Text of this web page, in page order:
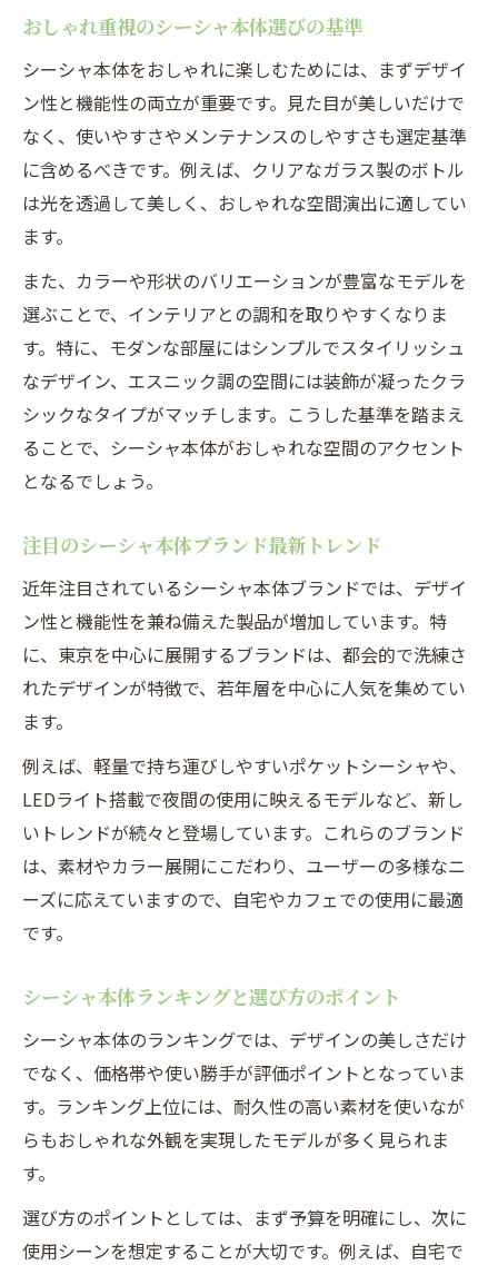
おしゃれ重視のシーシャ本体選びの基準
シーシャ本体をおしゃれに楽しむためには、まずデザイ
ン性と機能性の両立が重要です。見た目が美しいだけで
なく、使いやすさやメンテナンスのしやすさも選定基準
に含めるべきです。例えば、クリアなガラス製のボトル
は光を透過して美しく、おしゃれな空間演出に適してい
ます。
また、カラーや形状のバリエーションが豊富なモデルを
選ぶことで、インテリアとの調和を取りやすくなりま
す。特に、モダンな部屋にはシンプルでスタイリッシュ
なデザイン、エスニック調の空間には装飾が凝ったクラ
シックなタイプがマッチします。こうした基準を踏まえ
ることで、シーシャ本体がおしゃれな空間のアクセント
となるでしょう。
注目のシーシャ本体ブランド最新トレンド
近年注目されているシーシャ本体ブランドでは、デザイ
ン性と機能性を兼ね備えた製品が増加しています。特
に、東京を中心に展開するブランドは、都会的で洗練さ
れたデザインが特徴で、若年層を中心に人気を集めてい
ます。
例えば、軽量で持ち運びしやすいポケットシーシャや、
LEDライト搭載で夜間の使用に映えるモデルなど、新し
いトレンドが続々と登場しています。これらのブランド
は、素材やカラー展開にこだわり、ユーザーの多様なニ
ーズに応えていますので、自宅やカフェでの使用に最適
です。
シーシャ本体ランキングと選び方のポイント
シーシャ本体のランキングでは、デザインの美しさだけ
でなく、価格帯や使い勝手が評価ポイントとなっていま
す。ランキング上位には、耐久性の高い素材を使いなが
らもおしゃれな外観を実現したモデルが多く見られま
す。
選び方のポイントとしては、まず予算を明確にし、次に
使用シーンを想定することが大切です。例えば、自宅で